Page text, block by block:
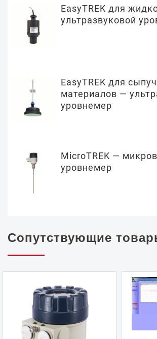
EasyTREK для
ультразвуковой
EasyTREK для
материалов —
уровнемер
MicroTREK —
уровнемер
Сопутствующие